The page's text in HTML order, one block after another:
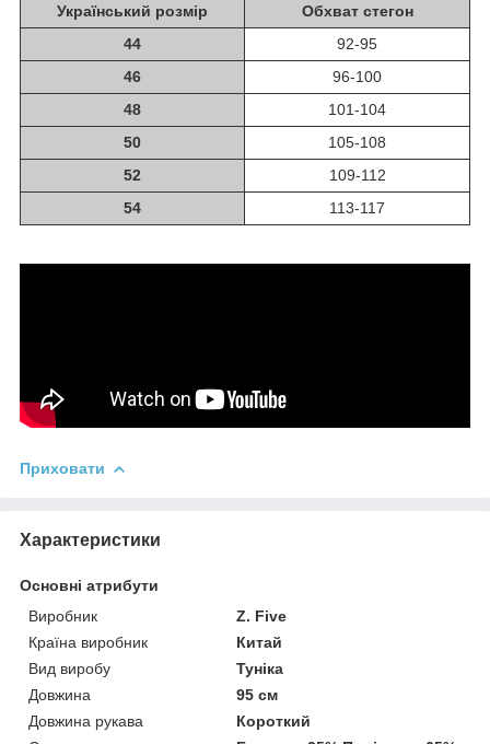
Український розмір
Обхват стегон
44
92-95
46
96-100
48
101-104
50
105-108
52
109-112
54
113-117
Приховати
Характеристики
Основні атрибути
Виробник
Z. Five
Країна виробник
Китай
Вид виробу
Туніка
Довжина
95 см
Довжина рукава
Короткий